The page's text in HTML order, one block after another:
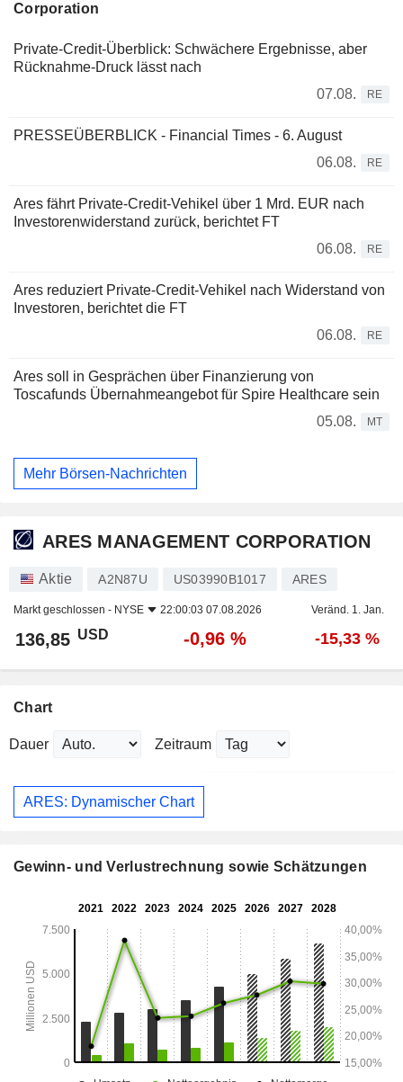
Corporation
Private-Credit-Überblick: Schwächere Ergebnisse, aber
Rücknahme-Druck lässt nach
07.08.
RE
PRESSEÜBERBLICK - Financial Times - 6. August
06.08.
RE
Ares fährt Private-Credit-Vehikel über 1 Mrd. EUR nach
Investorenwiderstand zurück, berichtet FT
06.08.
RE
Ares reduziert Private-Credit-Vehikel nach Widerstand von
Investoren, berichtet die FT
06.08.
RE
Ares soll in Gesprächen über Finanzierung von
Toscafunds Übernahmeangebot für Spire Healthcare sein
05.08.
MT
Mehr Börsen-Nachrichten
ARES MANAGEMENT CORPORATION
Aktie A2N87U US03990B1017 ARES
Markt geschlossen - NYSE 22:00:03 07.08.2026 Veränd. 1. Jan.
136,85 USD -0,96 % -15,33 %
Chart
Dauer Zeitraum
ARES: Dynamischer Chart
Gewinn- und Verlustrechnung sowie Schätzungen